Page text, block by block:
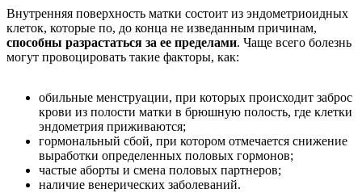
Внутренняя поверхность матки состоит из эндометриоидных
клеток, которые по, до конца не изведанным причинам,
способны разрастаться за ее пределами. Чаще всего болезнь
могут провоцировать такие факторы, как:
обильные менструации, при которых происходит заброс
крови из полости матки в брюшную полость, где клетки
эндометрия приживаются;
гормональный сбой, при котором отмечается снижение
выработки определенных половых гормонов;
частые аборты и смена половых партнеров;
наличие венерических заболеваний.